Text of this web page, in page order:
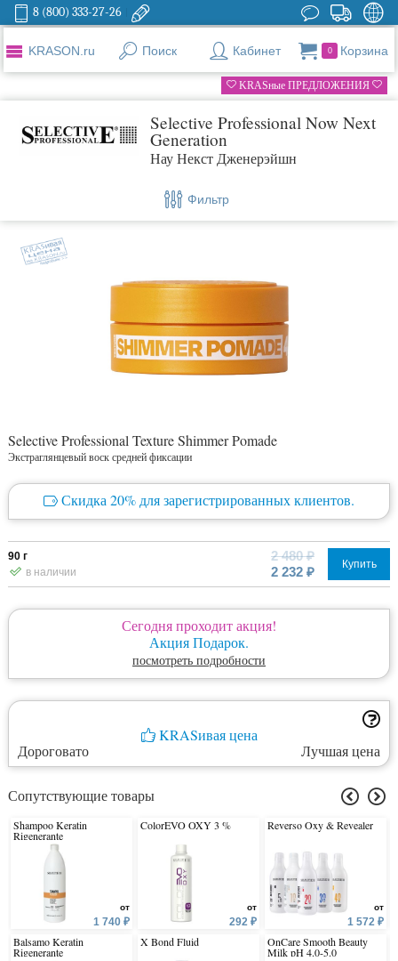
8 (800) 333-27-26
KRASON.ru Поиск Кабинет 0 Корзина
KRASные ПРЕДЛОЖЕНИЯ
Selective Professional Now Next
Generation
Нау Некст Дженерэйшн
Фильтр
Selective Professional Texture Shimmer Pomade
Экстраглянцевый воск средней фиксации
Скидка 20% для зарегистрированных клиентов.
90 г
в наличии
2 480 ₽
2 232 ₽
Купить
Сегодня проходит акция!
Акция Подарок.
посмотреть подробности
KRASивая цена
Дороговато
Лучшая цена
Сопутствующие товары
Shampoo Keratin
Rigenerante
от
1 740 ₽
Balsamo Keratin
Rigenerante
ColorEVO OXY 3 %
от
292 ₽
X Bond Fluid
Reverso Oxy & Revealer
от
1 572 ₽
OnCare Smooth Beauty
Milk pH 4.0-5.0